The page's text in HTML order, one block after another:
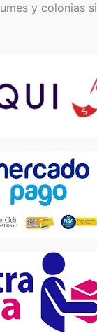
y colonias